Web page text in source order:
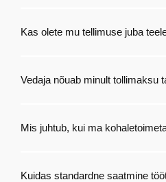
Kas olete mu tellimuse juba
Vedaja nõuab minult tollimaksu
Mis juhtub, kui ma
Kuidas standardne saatmine